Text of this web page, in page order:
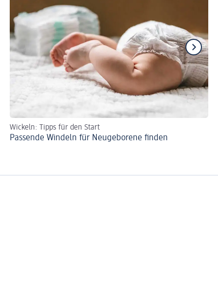
Wickeln: Tipps für den Start
Passende Windeln für Neugeborene finden